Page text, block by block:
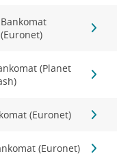
Bankomat
(Euronet)
(Planet
(Euronet)
(Euronet)